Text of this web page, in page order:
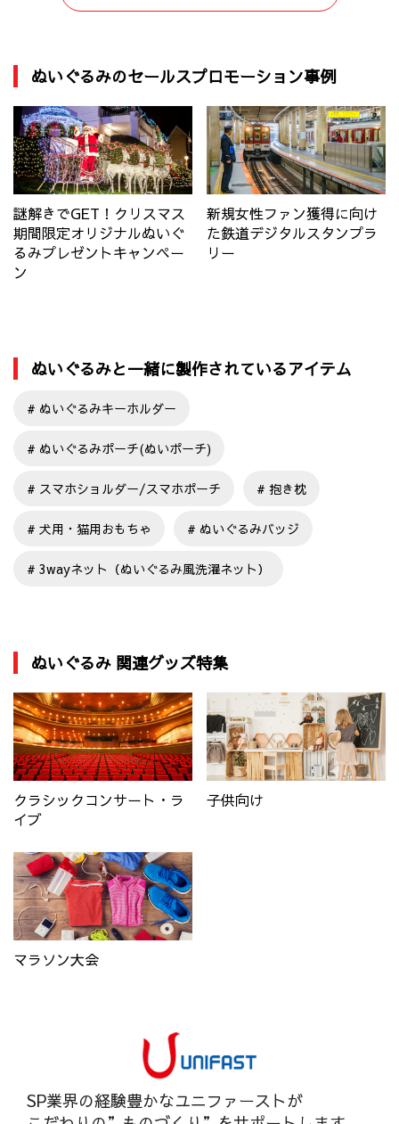
ぬいぐるみのセールスプロモーション事例
謎解きでGET！クリスマス
期間限定オリジナルぬいぐ
るみプレゼントキャンペー
ン
新規女性ファン獲得に向け
た鉄道デジタルスタンプラ
リー
ぬいぐるみと一緒に製作されているアイテム
ぬいぐるみキーホルダー
ぬいぐるみポーチ(ぬいポーチ)
スマホショルダー/スマホポーチ 抱き枕
犬用・猫用おもちゃ ぬいぐるみバッジ
3wayネット（ぬいぐるみ風洗濯ネット）
ぬいぐるみ 関連グッズ特集
クラシックコンサート・ラ
イブ
子供向け
マラソン大会
SP業界の経験豊かなユニファーストが